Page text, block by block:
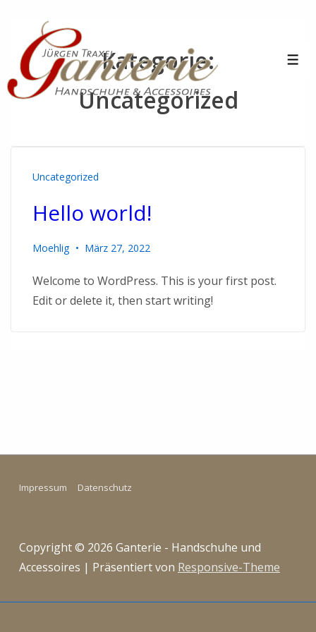
Kategorie:
Uncategorized
Uncategorized
Hello world!
Moehlig März 27, 2022
Welcome to WordPress. This is your first post.
Edit or delete it, then start writing!
Impressum Datenschutz
Copyright © 2026 Ganterie - Handschuhe und
Accessoires | Präsentiert von Responsive-Theme